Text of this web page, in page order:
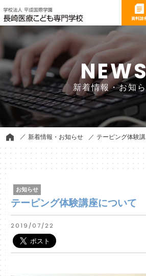
資料請
新着情報・お知
新着情報・お知らせ テーピング体験
お知らせ
テーピング体験講座について
2019/07/22